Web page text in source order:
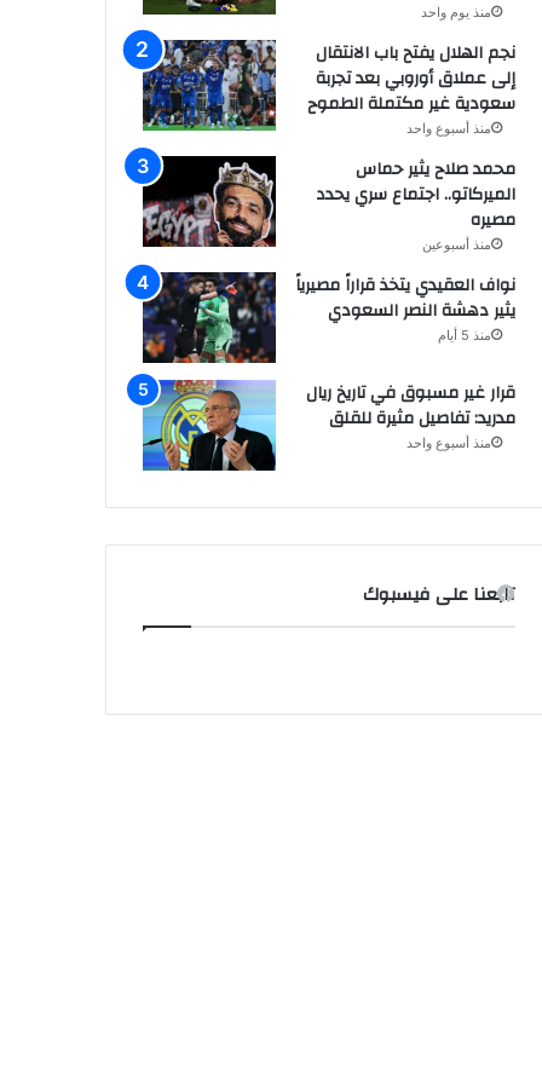
منذ يوم واحد
نجم الهلال يفتح باب الانتقال
إلى عملاق أوروبي بعد تجربة
سعودية غير مكتملة الطموح
منذ أسبوع واحد
محمد صلاح يثير حماس
الميركاتو.. اجتماع سري يحدد
مصيره
منذ أسبوعين
نواف العقيدي يتخذ قراراً مصيرياً
يثير دهشة النصر السعودي
منذ 5 أيام
قرار غير مسبوق في تاريخ ريال
مدريد: تفاصيل مثيرة للقلق
منذ أسبوع واحد
تابعنا على فيسبوك